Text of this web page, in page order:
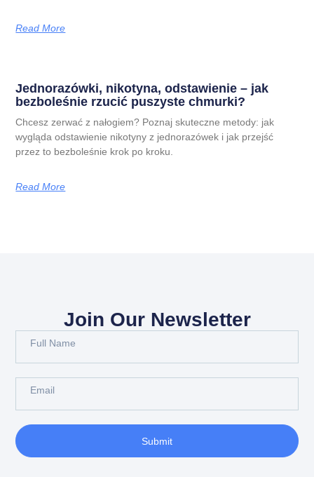
Read More
Jednorazówki, nikotyna, odstawienie – jak
bezboleśnie rzucić puszyste chmurki?
Chcesz zerwać z nałogiem? Poznaj skuteczne metody: jak
wygląda odstawienie nikotyny z jednorazówek i jak przejść
przez to bezboleśnie krok po kroku.
Read More
Join Our Newsletter
Submit